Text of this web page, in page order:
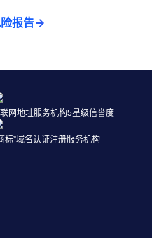
报告
网地址服务机构5星级信誉度
标”域名认证注册服务机构